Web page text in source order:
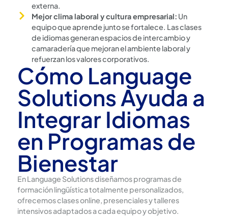
externa.
Mejor clima laboral y cultura empresarial: Un
equipo que aprende junto se fortalece. Las clases
de idiomas generan espacios de intercambio y
camaradería que mejoran el ambiente laboral y
refuerzan los valores corporativos.
Cómo Language
Solutions Ayuda a
Integrar Idiomas
en Programas de
Bienestar
En Language Solutions diseñamos programas de
formación lingüística totalmente personalizados,
ofrecemos clases online, presenciales y talleres
intensivos adaptados a cada equipo y objetivo.